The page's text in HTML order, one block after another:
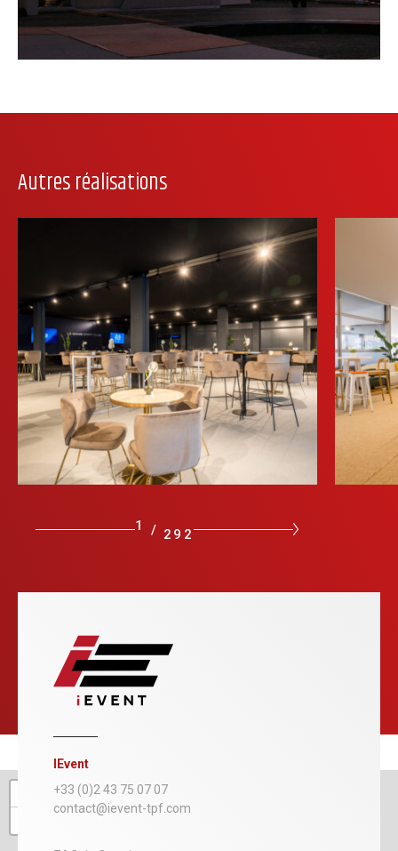
Autres réalisations
1 / 292
IEvent
+33 (0)2 43 75 07 07
contact@ievent-tpf.com